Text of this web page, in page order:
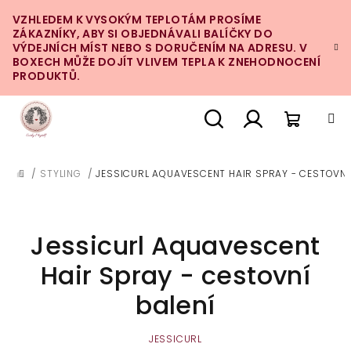
na
obsah
VZHLEDEM K VYSOKÝM TEPLOTÁM PROSÍME
ZÁKAZNÍKY, ABY SI OBJEDNÁVALI BALÍČKY DO
VÝDEJNÍCH MÍST NEBO S DORUČENÍM NA ADRESU. V
BOXECH MŮŽE DOJÍT VLIVEM TEPLA K ZNEHODNOCENÍ
PRODUKTŮ.
DOMŮ
/ STYLING / JESSICURL AQUAVESCENT HAIR SPRAY -
Jessicurl Aquavescent
Hair Spray - cestovní
balení
JESSICURL